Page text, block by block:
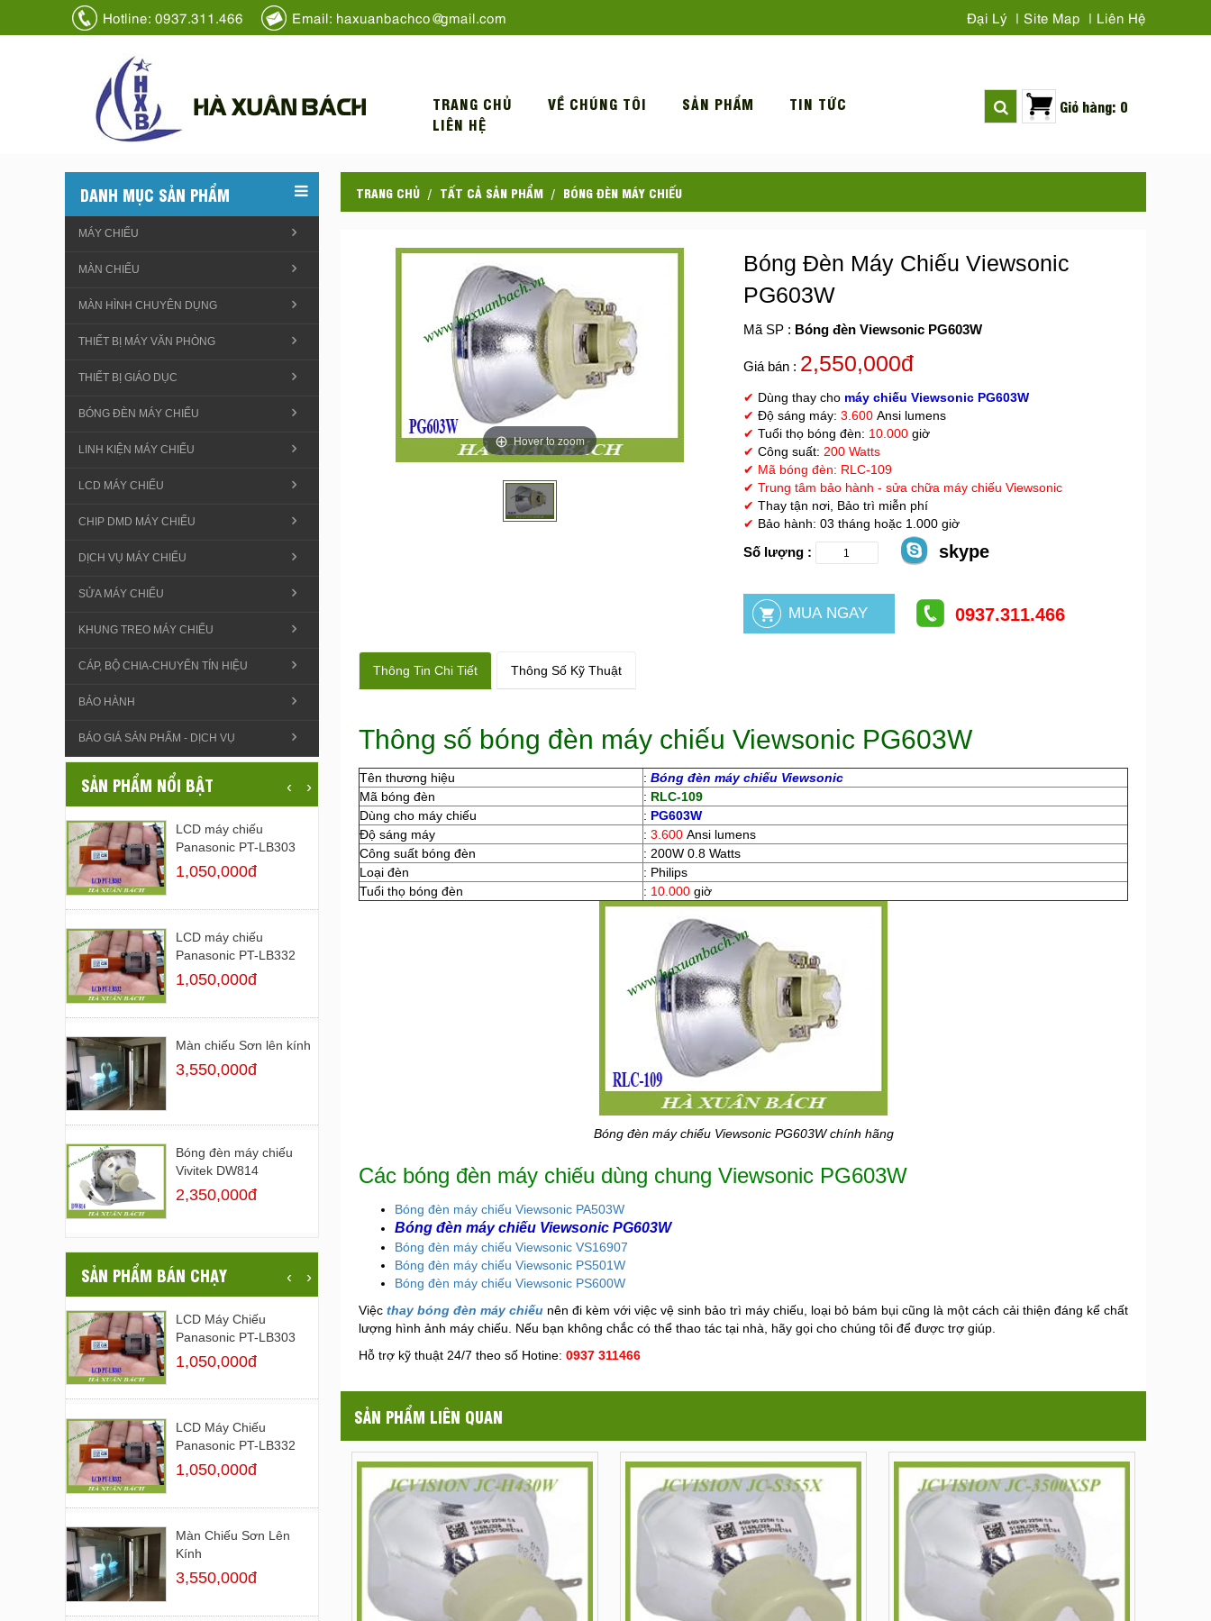
Hotline: 0937.311.466 Email: haxuanbachco@gmail.com Đại Lý Site Map Liên Hệ
HÀ XUÂN BÁCH TRANG CHỦ VỀ CHÚNG TÔI SẢN PHẨM
TIN TỨC
LIÊN HỆ
Giỏ hàng: 0
TRANG CHỦ TẤT CẢ SẢN PHẨM BÓNG ĐÈN MÁY CHIẾU
Hover to zoom
Bóng Đèn Máy Chiếu Viewsonic
PG603W
Mã SP : Bóng đèn Viewsonic PG603W
Giá bán : 2,550,000đ
✔ Dùng thay cho máy chiếu Viewsonic PG603W
✔ Độ sáng máy: 3.600Ansi lumens
✔ Tuổi thọ bóng đèn: 10.000giờ
✔ Công suất: 200 Watts
✔ Mã bóng đèn: RLC-109
✔ Trung tâm bảo hành - sửa chữa máy chiếu Viewsonic
✔ Thay tận nơi, Bảo trì miễn phí
✔ Bảo hành: 03 tháng hoặc 1.000 giờ
Số lượng : skype
0937.311.466
Thông Tin Chi Tiết Thông Số Kỹ Thuật
Thông số bóng đèn máy chiếu Viewsonic PG603W
Tên thương hiệu : Bóng đèn máy chiếu Viewsonic
Mã bóng đèn
: RLC-109
Dùng cho máy chiếu
: PG603W
Độ sáng máy
: 3.600 Ansi lumens
Công suất bóng đèn
: 200W 0.8 Watts
Loại đèn
: Philips
Tuổi thọ bóng đèn
: 10.000 giờ
Bóng đèn máy chiếu Viewsonic PG603W chính hãng
Các bóng đèn máy chiếu dùng chung Viewsonic PG603W
Bóng đèn máy chiếu Viewsonic PA503W
Bóng đèn máy chiếu Viewsonic PG603W
Bóng đèn máy chiếu Viewsonic VS16907
Bóng đèn máy chiếu Viewsonic PS501W
Bóng đèn máy chiếu Viewsonic PS600W
Việc thay bóng đèn máy chiếu nên đi kèm với việc vệ sinh bảo trì máy chiếu, loại bỏ bám bụi cũng là một cách cải thiện đáng kể chất
lượng hình ảnh máy chiếu. Nếu bạn không chắc có thể thao tác tại nhà, hãy gọi cho chúng tôi để được trợ giúp.
Hỗ trợ kỹ thuật 24/7 theo số Hotine: 0937 311466
SẢN PHẨM LIÊN QUAN
DANH MỤC SẢN PHẨM
MÁY CHIẾU
MÀN CHIẾU
MÀN HÌNH CHUYÊN DỤNG
THIẾT BỊ MÁY VĂN PHÒNG
THIẾT BỊ GIÁO DỤC
BÓNG ĐÈN MÁY CHIẾU
LINH KIỆN MÁY CHIẾU
LCD MÁY CHIẾU
CHIP DMD MÁY CHIẾU
DỊCH VỤ MÁY CHIẾU
SỬA MÁY CHIẾU
KHUNG TREO MÁY CHIẾU
CÁP, BỘ CHIA-CHUYỂN TÍN HIỆU
BẢO HÀNH
BÁO GIÁ SẢN PHẨM - DỊCH VỤ
SẢN PHẨM NỔI BẬT ‹ ›
LCD máy chiếu
Panasonic PT-LB303
1,050,000đ
LCD máy chiếu
Panasonic PT-LB332
1,050,000đ
Màn chiếu Sơn lên kính
3,550,000đ
Bóng đèn máy chiếu
Vivitek DW814
2,350,000đ
SẢN PHẨM BÁN CHẠY ‹ ›
LCD Máy Chiếu
Panasonic PT-LB303
1,050,000đ
LCD Máy Chiếu
Panasonic PT-LB332
1,050,000đ
Màn Chiếu Sơn Lên
Kính
3,550,000đ